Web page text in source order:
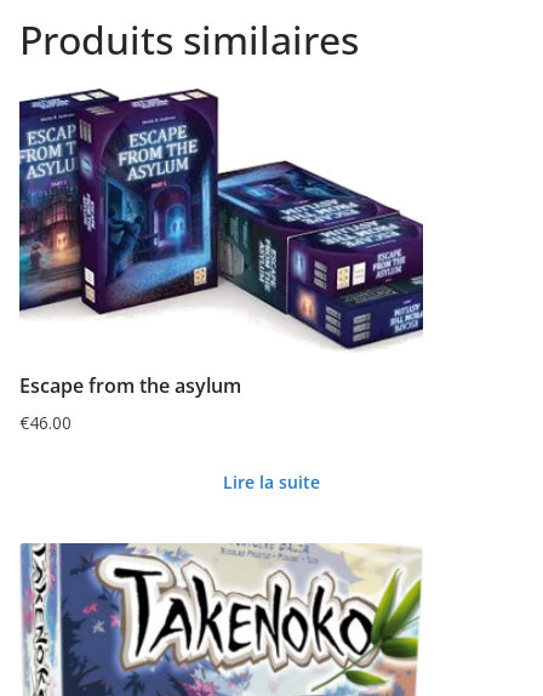
Produits similaires
Escape from the asylum
€46.00
Lire la suite